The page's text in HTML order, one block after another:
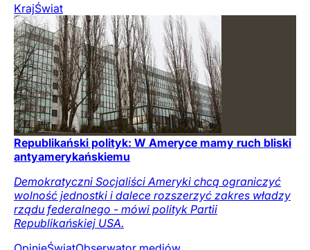
KrajŚwiat
Republikański polityk: W Ameryce mamy ruch bliski
antyamerykańskiemu
Demokratyczni Socjaliści Ameryki chcą ograniczyć
wolność jednostki i dalece rozszerzyć zakres władzy
rządu federalnego - mówi polityk Partii
Republikańskiej USA.